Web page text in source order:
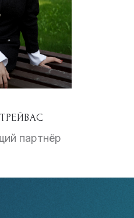
партнёр